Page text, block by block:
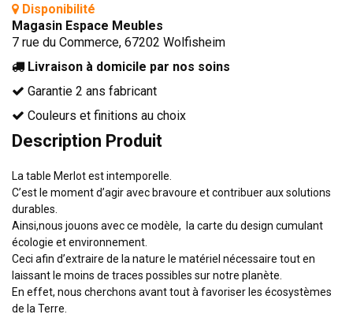
TÊTES DE LITS
MEUBLES DE COMPLÉMENT
MIROIRS
AMÉNAGEMENTS SUR MESURE
AGENCEMENTS INTÉRIEURS
DESIGN
CONTEMPORAIN
AUTHENTIQUE
CHAMBRES COMPLÈTES
Disponibilité
Magasin Espace Meubles
7 rue du Commerce, 67202 Wolfisheim
Livraison à domicile par nos soins
Garantie 2 ans fabricant
Couleurs et finitions au choix
Description Produit
La table Merlot est intemporelle.
C’est le moment d’agir avec bravoure et contribuer aux solutions
durables.
Ainsi,nous jouons avec ce modèle, la carte du design cumulant
écologie et environnement.
Ceci afin d’extraire de la nature le matériel nécessaire tout en
laissant le moins de traces possibles sur notre planète.
En effet, nous cherchons avant tout à favoriser les écosystèmes
de la Terre.